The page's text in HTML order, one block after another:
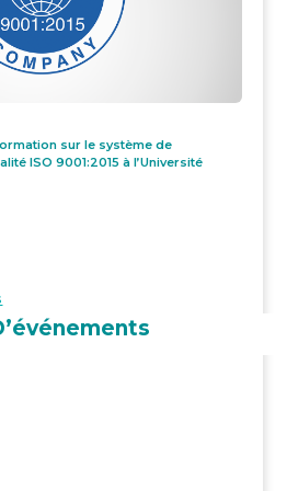
sur le système de
ISO 9001:2015 à l’Université